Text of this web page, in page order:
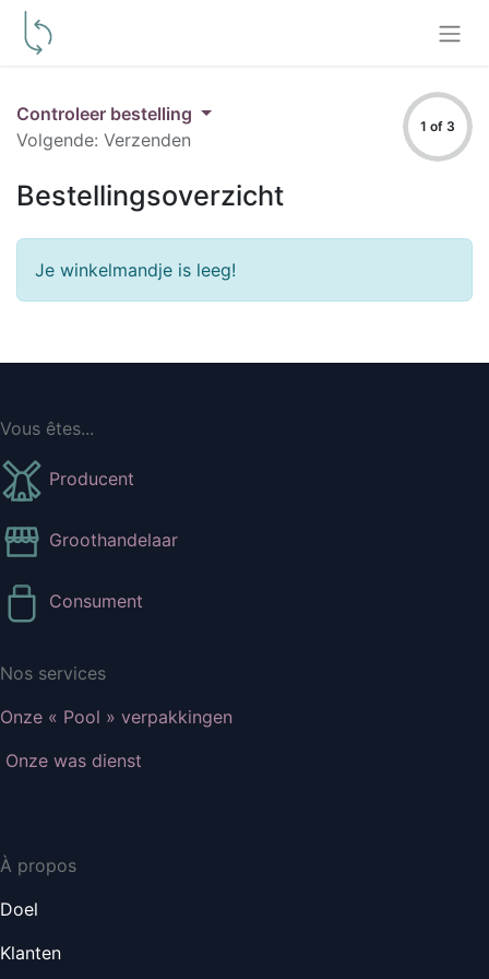
Controleer bestelling
Volgende: Verzenden
1 of 3
Bestellingsoverzicht
Je winkelmandje is leeg!
Vous êtes...
Producent
Groothandelaar
Consument
Nos services
Onze « Pool » verpakkingen
Onze was dienst
À propos
Doel
Klanten